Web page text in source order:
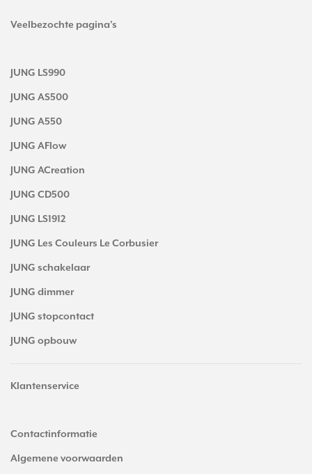
Veelbezochte pagina's
JUNG LS990
JUNG AS500
JUNG A550
JUNG AFlow
JUNG ACreation
JUNG CD500
JUNG LS1912
JUNG Les Couleurs Le Corbusier
JUNG schakelaar
JUNG dimmer
JUNG stopcontact
JUNG opbouw
Klantenservice
Contactinformatie
Algemene voorwaarden